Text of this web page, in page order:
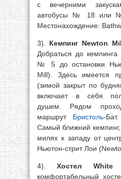
с вечерними
автобусы № 18 или
Местонахождение:
3). Кемпинг Newton
Добраться до
№ 5 до остановки
Mill). Здесь имеется
(зимой закрыт по
включает в себя
душем. Рядом
маршрут Бристоль-
Самый ближний
милях к западу от
Ньютон-стрит Лои
4).Хостел White
комфортабельный